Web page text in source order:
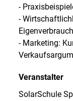
-
-
- Marketing:
Veranstalter
SolarSchule